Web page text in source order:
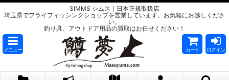
SIMMS シムス｜日本正規取扱店
埼玉県でフライフィッシングショップを営業しています。お気軽にお越しくださ
い。
釣り具、アウトドア用品の買取はお任せください！
メニュー カート ログイン